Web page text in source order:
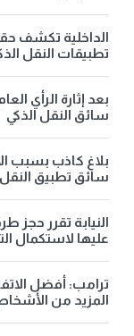
الداخلية تكشف
تطبيقات النقل
بعد إثارة الرأي
سائق النقل الذكي
بلاغ كاذب بسبب
سائق تطبيق النقل
النيابة تقرر
عليها لاستكمال
ترامب: أفضل
المزيد من